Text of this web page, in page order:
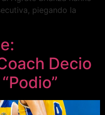
piegando la
Decio